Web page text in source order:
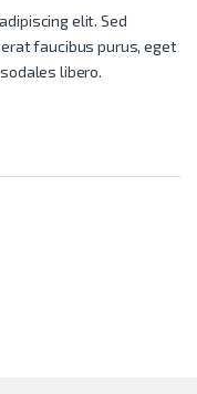
elit. Sed
faucibus purus, eget
libero.